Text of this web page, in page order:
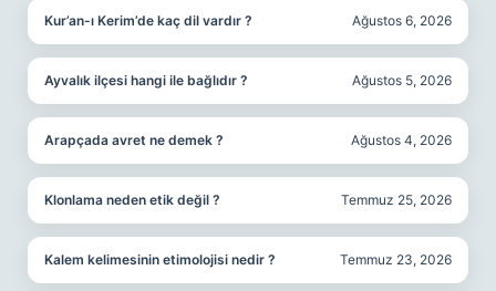
Kur’an-ı Kerim’de kaç dil vardır ? Ağustos 6, 2026
Ayvalık ilçesi hangi ile bağlıdır ? Ağustos 5, 2026
Arapçada avret ne demek ? Ağustos 4, 2026
Klonlama neden etik değil ? Temmuz 25, 2026
Kalem kelimesinin etimolojisi nedir ? Temmuz 23, 2026